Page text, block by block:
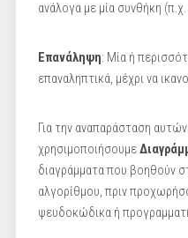
ανάλογα με μία συνθήκη (π.χ.
Επανάληψη: Μία ή
επαναληπτικά, μέχρι να
Για την αναπαράσταση
χρησιμοποιήσουμε
διαγράμματα που βοηθούν
αλγορίθμου, πριν
ψευδοκώδικα ή